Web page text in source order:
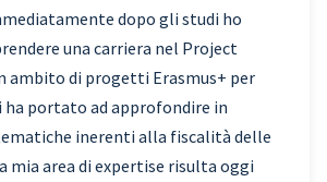
dopo gli studi ho
una carriera nel Project
ambito di progetti Erasmus+ per
ha portato ad approfondire in
inerenti alla fiscalità delle
mia area di expertise risulta oggi